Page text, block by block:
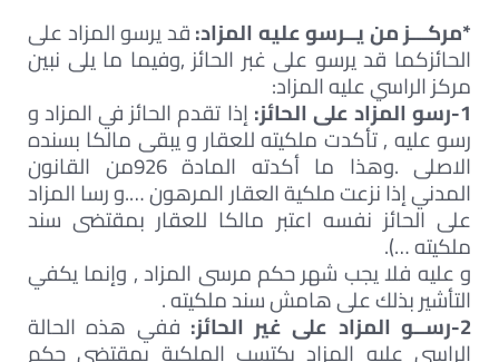
*مركـــز من يــرسو عليه المزاد:قد يرسو المزاد على
الحائزكما قد يرسو على غبر الحائز ,وفيما ما يلى نبين
مركز الراسي عليه المزاد:
1-رسو المزاد على الحائز: إذا تقدم الحائز في المزاد و
رسو عليه , تأكدت ملكيته للعقار و يبقى مالكا بسنده
الاصلى .وهذا ما أكدته المادة 926من القانون
المدني إذا نزعت ملكية العقار المرهون ….و رسا المزاد
على الحائز نفسه اعتبر مالكا للعقار بمقتضى سند
ملكيته …).
و عليه فلا يجب شهر حكم مرسى المزاد , وإنما يكفي
التأشير بذلك على هامش سند ملكيته .
2-رســو المزاد على غير الحائز: ففي هذه الحالة
الراسي عليه المزاد يكتسب الملكية بمقتضى حكم